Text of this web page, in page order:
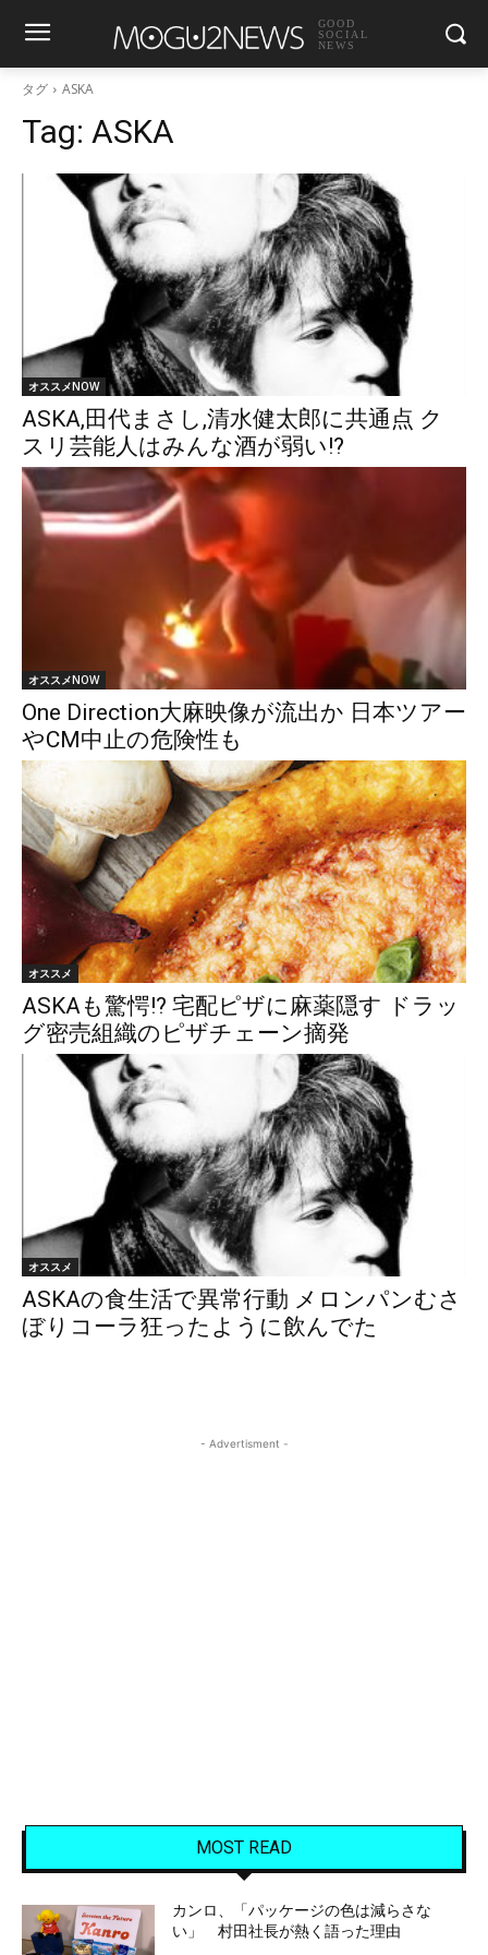
GOOD
SOCIAL
NEWS
タグ ASKA
Tag: ASKA
オススメNOW
ASKA,田代まさし,清水健太郎に共通点 ク
スリ芸能人はみんな酒が弱い!?
オススメNOW
One Direction大麻映像が流出か 日本ツアー
やCM中止の危険性も
オススメ
ASKAも驚愕!? 宅配ピザに麻薬隠す ドラッ
グ密売組織のピザチェーン摘発
オススメ
ASKAの食生活で異常行動 メロンパンむさ
ぼりコーラ狂ったように飲んでた
- Advertisment -
MOST READ
カンロ、「パッケージの色は減らさな
い」 村田社長が熱く語った理由